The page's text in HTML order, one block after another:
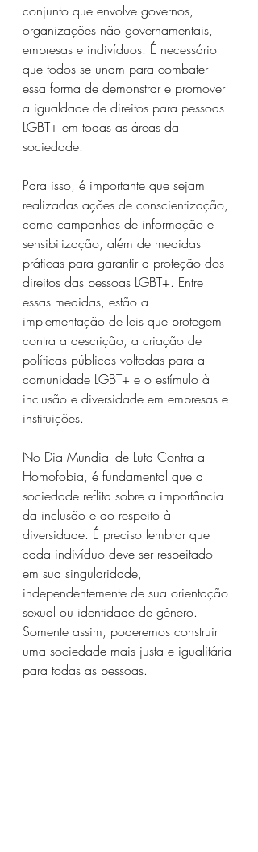
conjunto que envolve governos,
organizações não governamentais,
empresas e indivíduos. É necessário
que todos se unam para combater
essa forma de demonstrar e promover
a igualdade de direitos para pessoas
LGBT+ em todas as áreas da
sociedade.
Para isso, é importante que sejam
realizadas ações de conscientização,
como campanhas de informação e
sensibilização, além de medidas
práticas para garantir a proteção dos
direitos das pessoas LGBT+. Entre
essas medidas, estão a
implementação de leis que protegem
contra a descrição, a criação de
políticas públicas voltadas para a
comunidade LGBT+ e o estímulo à
inclusão e diversidade em empresas e
instituições.
No Dia Mundial de Luta Contra a
Homofobia, é fundamental que a
sociedade reflita sobre a importância
da inclusão e do respeito à
diversidade. É preciso lembrar que
cada indivíduo deve ser respeitado
em sua singularidade,
independentemente de sua orientação
sexual ou identidade de gênero.
Somente assim, poderemos construir
uma sociedade mais justa e igualitária
para todas as pessoas.